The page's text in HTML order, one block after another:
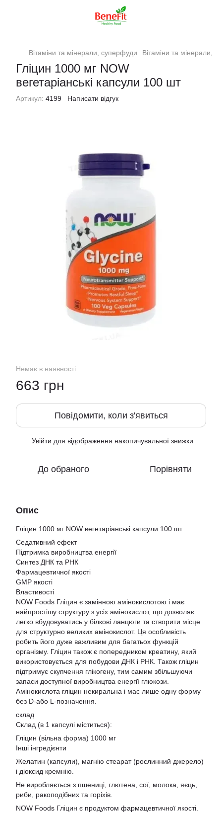
Вітаміни та мінерали, суперфуди Вітаміни та мінерали,
Гліцин 1000 мг NOW
вегетаріанські капсули 100 шт
Артикул: 4199 Написати відгук
Немає в наявності
663 грн
Повідомити, коли з'явиться
Увійти для відображення накопичувальної знижки
До обраного Порівняти
Опис
Гліцин 1000 мг NOW вегетаріанські капсули 100 шт
Седативний ефект
Підтримка виробництва енергії
Синтез ДНК та РНК
Фармацевтичної якості
GMP якості
Властивості
NOW Foods Гліцин є замінною амінокислотою і має
найпростішу структуру з усіх амінокислот, що дозволяє
легко вбудовуватись у білкові ланцюги та створити місце
для структурно великих амінокислот. Ця особливість
робить його дуже важливим для багатьох функцій
організму. Гліцин також є попередником креатину, який
використовується для побудови ДНК і РНК. Також гліцин
підтримує скупчення глікогену, тим самим збільшуючи
запаси доступної виробництва енергії глюкози.
Амінокислота гліцин некиральна і має лише одну форму
без D-або L-позначення.
склад
Склад (в 1 капсулі міститься):
Гліцин (вільна форма) 1000 мг
Інші інгредієнти
Желатин (капсули), магнію стеарат (рослинний джерело)
і діоксид кремнію.
Не виробляється з пшениці, глютена, сої, молока, яєць,
риби, ракоподібних та горіхів.
NOW Foods Гліцин є продуктом фармацевтичної якості.